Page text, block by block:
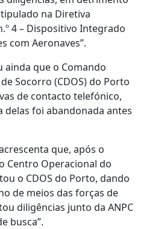
na Diretiva
4 – Dispositivo Integrado
com Aeronaves”.
ainda que o Comando
Socorro (CDOS) do Porto
de contacto telefónico,
delas foi abandonada antes
que, após o
Centro Operacional do
o CDOS do Porto, dando
de meios das forças de
diligências junto da ANPC
busca”.